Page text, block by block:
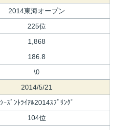
2014東海オープン
225位
1,868
186.8
\0
2014/5/21
ｼｰｽﾞﾝﾄﾗｲｱﾙ2014ｽﾌﾟﾘﾝｸﾞ
104位